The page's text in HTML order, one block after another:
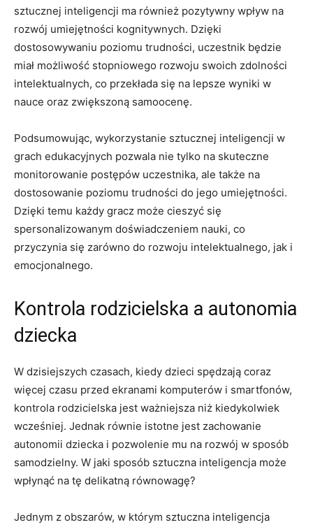
sztucznej inteligencji ma również‌ pozytywny wpływ​ na
rozwój umiejętności kognitywnych. Dzięki
dostosowywaniu⁤ poziomu trudności, ⁢uczestnik będzie
miał możliwość stopniowego rozwoju swoich⁢ zdolności
intelektualnych, co ⁣przekłada się na lepsze wyniki w
nauce oraz zwiększoną samoocenę.
Podsumowując, wykorzystanie sztucznej inteligencji w
grach edukacyjnych pozwala nie tylko na skuteczne⁢
monitorowanie⁢ postępów ‌uczestnika, ale także na
dostosowanie ‍poziomu trudności do jego umiejętności.
Dzięki temu każdy⁤ gracz może cieszyć się
spersonalizowanym doświadczeniem nauki, co
przyczynia się zarówno ‍do ⁤rozwoju intelektualnego, jak i
emocjonalnego.
Kontrola rodzicielska a autonomia​
dziecka
W dzisiejszych czasach,⁢ kiedy dzieci ⁣spędzają coraz
więcej czasu przed ekranami komputerów i smartfonów,
kontrola rodzicielska ⁢jest ważniejsza niż kiedykolwiek
wcześniej. Jednak równie istotne jest zachowanie
autonomii ⁣dziecka i ‍pozwolenie ⁤mu na rozwój​ w sposób
samodzielny. W⁢ jaki sposób‌ sztuczna inteligencja może
wpłynąć na tę ⁤delikatną równowagę?
Jednym z obszarów, w którym sztuczna inteligencja